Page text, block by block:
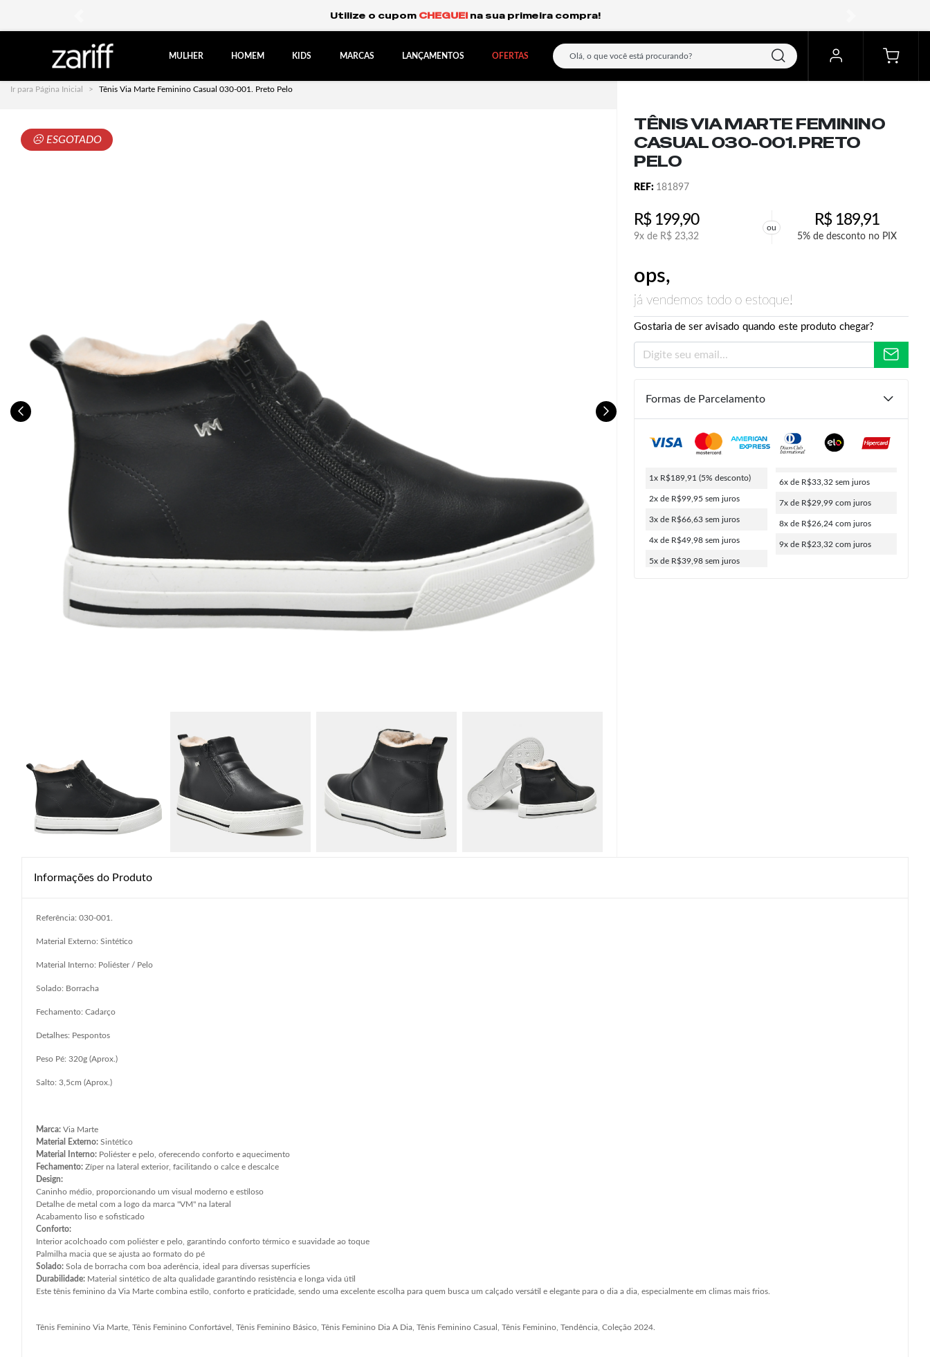
Frete Grátis Expresso para o Sul e São Paulo.
MULHER HOMEM KIDS MARCAS LANÇAMENTOS OFERTAS
Ir para Página Inicial Tênis Via Marte Feminino Casual 030-001. Preto Pelo
☹ ESGOTADO
TÊNIS VIA MARTE FEMININO
CASUAL 030-001. PRETO
PELO
REF: 181897
R$199,90
9x de R$ 23,32
ou R$189,91
5% de desconto no PIX
ops,
já vendemos todo o estoque!
Gostaria de ser avisado quando este produto chegar?
R$199,90
23,32
R$ 189,91
Formas de Parcelamento
1x R$189,91 (5% desconto)
2x de R$99,95 sem juros
3x de R$66,63 sem juros
4x de R$49,98 sem juros
5x de R$39,98 sem juros
6x de R$33,32 sem juros
7x de R$29,99 com juros
8x de R$26,24 com juros
9x de R$23,32 com juros
Informações do Produto
Referência: 030-001.
Material Externo: Sintético
Material Interno: Poliéster / Pelo
Solado: Borracha
Fechamento: Cadarço
Detalhes: Pespontos
Peso Pé: 320g (Aprox.)
Salto: 3,5cm (Aprox.)
Marca: Via Marte
Material Externo: Sintético
Material Interno: Poliéster e pelo, oferecendo conforto e aquecimento
Fechamento: Zíper na lateral exterior, facilitando o calce e descalce
Design:
Caninho médio, proporcionando um visual moderno e estiloso
Detalhe de metal com a logo da marca "VM" na lateral
Acabamento liso e sofisticado
Conforto:
Interior acolchoado com poliéster e pelo, garantindo conforto térmico e suavidade ao toque
Palmilha macia que se ajusta ao formato do pé
Solado: Sola de borracha com boa aderência, ideal para diversas superfícies
Durabilidade: Material sintético de alta qualidade garantindo resistência e longa vida útil
Este tênis feminino da Via Marte combina estilo, conforto e praticidade, sendo uma excelente escolha para quem busca um calçado versátil e elegante para o dia a dia, especialmente em climas mais frios.
Tênis Feminino Via Marte, Tênis Feminino Confortável, Tênis Feminino Básico, Tênis Feminino Dia A Dia, Tênis Feminino Casual, Tênis Feminino, Tendência, Coleção 2024.